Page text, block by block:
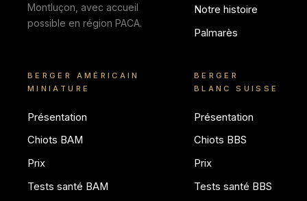
Montluçon, avec accueil
possible en région PACA.
Notre histoire
Palmarès
BERGER AMÉRICAIN
MINIATURE
Présentation
Chiots BAM
Prix
Tests santé BAM
BERGER
BLANC SUISSE
Présentation
Chiots BBS
Prix
Tests santé BBS